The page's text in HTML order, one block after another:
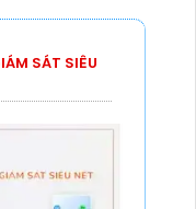
SÁT SIÊU